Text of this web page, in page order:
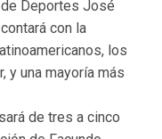
Deportes José
con la
los
y una mayoría más
de tres a cinco